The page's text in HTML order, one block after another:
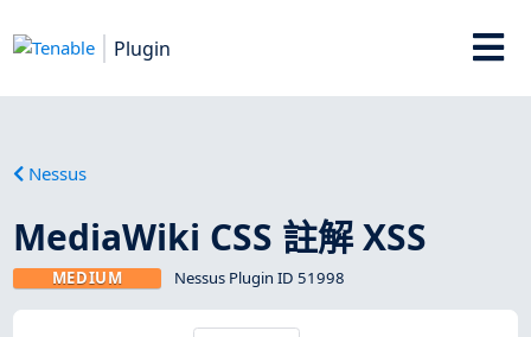
Plugin
Nessus
MediaWiki CSS 註解 XSS
MEDIUM Nessus Plugin ID 51998